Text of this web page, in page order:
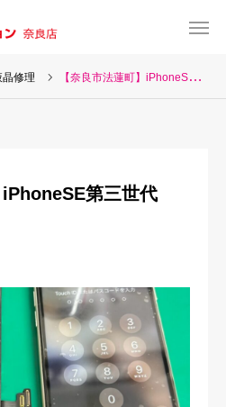
修理 【奈良市法蓮町】iPhoneSE第三世代 画面割れ修理
iPhoneSE第三世代